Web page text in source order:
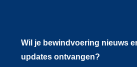
Wil je bewindvoering nieuws
updates ontvangen?